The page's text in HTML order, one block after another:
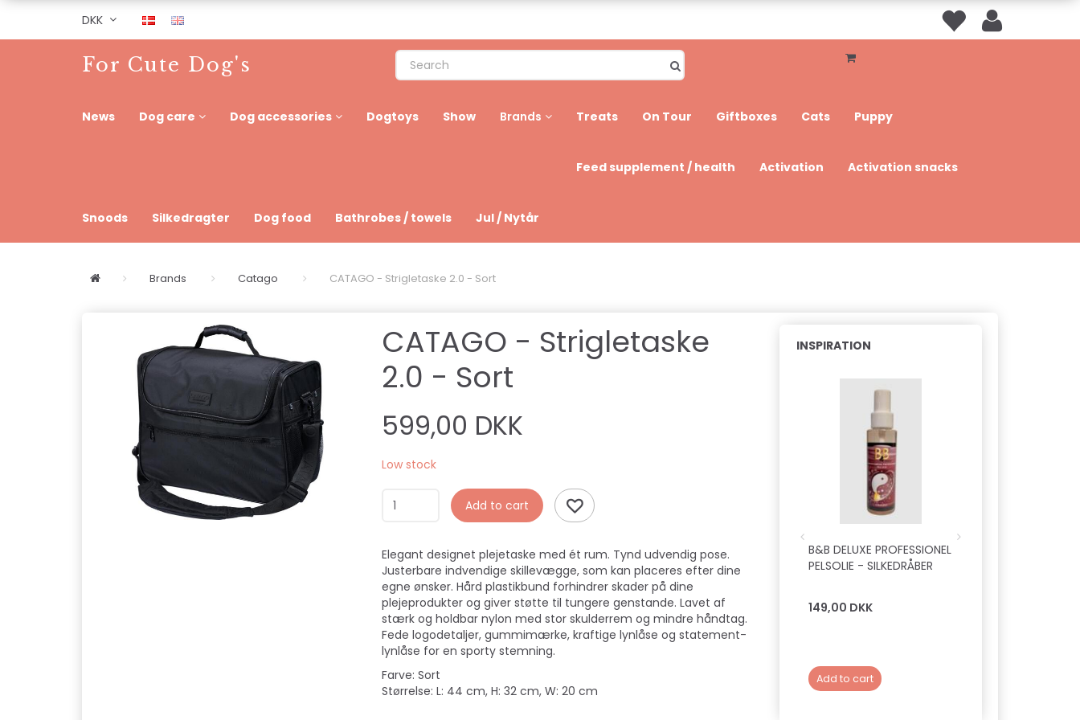
DKK
For Cute Dog's
News Dog care Dog accessories Dogtoys Show Brands Treats On Tour Giftboxes Cats Puppy
Feed supplement / health Activation Activation snacks
Snoods Silkedragter Dog food Bathrobes / towels Jul / Nytår
Brands Catago CATAGO - Strigletaske 2.0 - Sort
CATAGO - Strigletaske
2.0 - Sort
599,00 DKK
Low stock
Add to cart
Elegant designet plejetaske med ét rum. Tynd udvendig pose.
Justerbare indvendige skillevægge, som kan placeres efter dine
egne ønsker. Hård plastikbund forhindrer skader på dine
plejeprodukter og giver støtte til tungere genstande. Lavet af
stærk og holdbar nylon med stor skulderrem og mindre håndtag.
Fede logodetaljer, gummimærke, kraftige lynlåse og statement-
lynlåse for en sporty stemning.
Farve: Sort
Størrelse: L: 44 cm, H: 32 cm, W: 20 cm
INSPIRATION
B&B DELUXE PROFESSIONEL
PELSOLIE - SILKEDRÅBER
149,00 DKK
Add to cart